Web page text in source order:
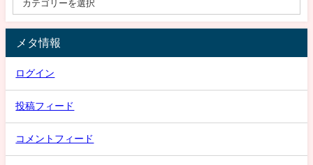
メタ情報
ログイン
投稿フィード
コメントフィード